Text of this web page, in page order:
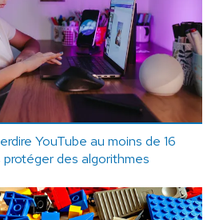
YouTube au moins de 16
protéger des algorithmes